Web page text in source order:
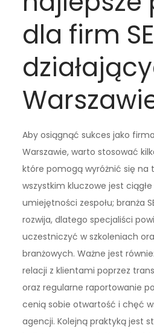
dla firm
Aby osiągnąć sukces jako
Warszawie, warto stosować
które pomogą wyróżnić się na
wszystkim kluczowe jest
umiejętności zespołu; branża
rozwija, dlatego specjaliści
uczestniczyć w szkoleniach
branżowych. Ważne jest
relacji z klientami poprzez
oraz regularne raportowanie
cenią sobie otwartość i chęć
agencji. Kolejną praktyką jest